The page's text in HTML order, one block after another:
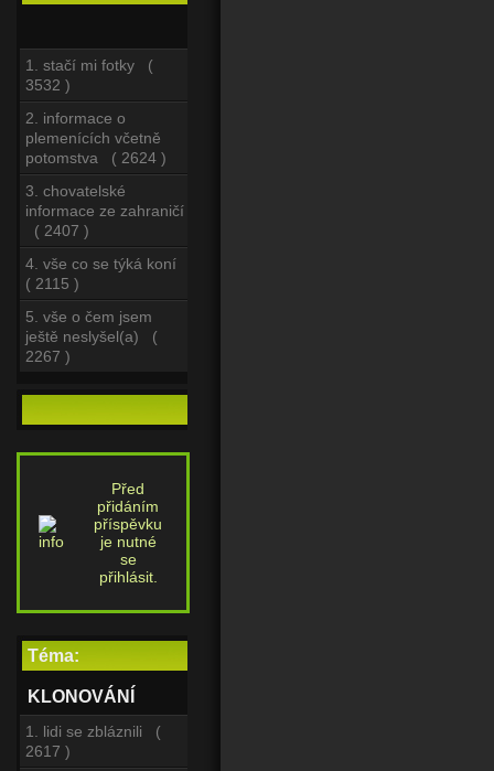
1. stačí mi fotky (
3532 )
2. informace o
plemenících včetně
potomstva ( 2624 )
3. chovatelské
informace ze zahraničí
( 2407 )
4. vše co se týká koní
( 2115 )
5. vše o čem jsem
ještě neslyšel(a) (
2267 )
Před
přidáním
příspěvku
je nutné
se
přihlásit.
Téma:
KLONOVÁNÍ
1. lidi se zbláznili (
2617 )